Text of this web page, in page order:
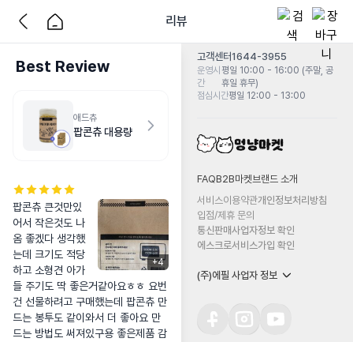
리뷰
Best Review
애드츄
팝콘츄 대용량
+4
팝콘츄 큰것만있
어서 작은것도 나
옴 좋겠다 생각했
는데 크기도 적당
하고 소형견 아가
들 주기도 딱 좋은거같아요ㅎㅎ 요번
건 선물하려고 구매했는데 팝콘츄 만
드는 봉투도 같이와서 더 좋아요 만
드는 방법도 써져있구용 좋은제품 감
고객센터1644-3955
운영시
간
평일 10:00 - 16:00 (주말, 공
휴일 휴무)
점심시간평일 12:00 - 13:00
FAQB2B마켓 브랜드 소개
서비스이용약관개인정보처리방침
입점/제휴 문의
통신판매사업자정보 확인
에스크로서비스가입 확인
(주)에필 사업자 정보